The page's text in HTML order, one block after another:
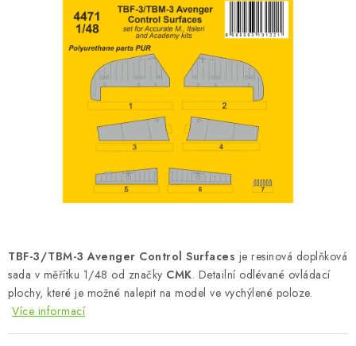
DOPLŇKY K MODELŮM
BARVY A POMŮCKY
SKY RIDERS COFFEE
DÁRKOVÉ POUKAZY
O nás Moje objednávka Kontakty
Doprava a platba
Obchodní podmínky
Podmínky ochrany osobních údajů
Reklamační řád
TBF-3/TBM-3 Avenger Control Surfaces je resinová doplňková
sada v měřítku 1/48 od značky CMK. Detailní odlévané ovládací
plochy, které je možné nalepit na model ve vychýlené poloze.
Více informací